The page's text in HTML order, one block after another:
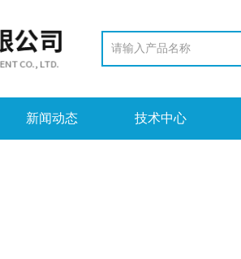
新闻动态 技术中心